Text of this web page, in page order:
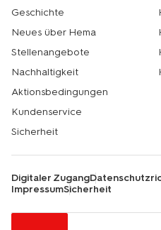
Geschichte
Neues über Hema
Stellenangebote
Nachhaltigkeit
Aktionsbedingungen
Kundenservice
Sicherheit
Digitaler Zugang
ImpressumSicherheit